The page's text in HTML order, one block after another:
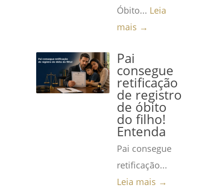
Óbito... Leia
mais →
Pai
consegue
retificação
de registro
de óbito
do filho!
Entenda
Pai consegue
retificação...
Leia mais →